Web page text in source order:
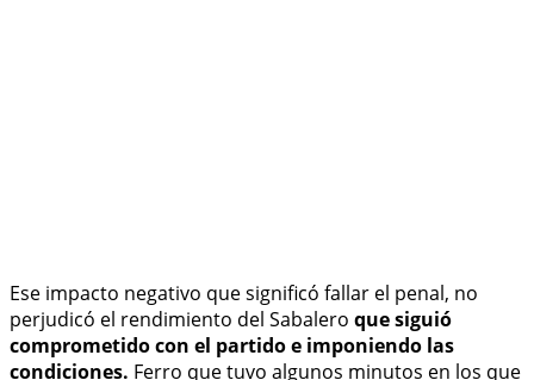
Ese impacto negativo que significó fallar el penal, no
perjudicó el rendimiento del Sabalero que siguió
comprometido con el partido e imponiendo las
condiciones. Ferro que tuvo algunos minutos en los que